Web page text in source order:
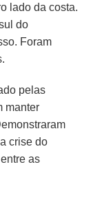
lado da costa.
do
Foram
pelas
manter
crise do
as